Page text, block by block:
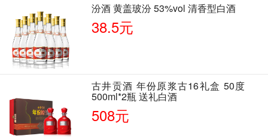
汾酒 黄盖玻汾 53%vol 清香型白酒
38.5元
古井贡酒 年份原浆古16礼盒 50度
500ml*2瓶 送礼白酒
508元